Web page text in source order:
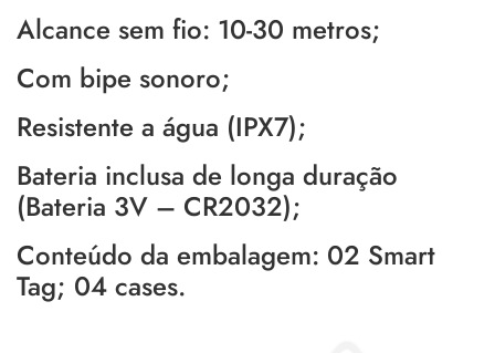
Alcance sem fio: 10-30 metros;
Com bipe sonoro;
Resistente a água (IPX7);
Bateria inclusa de longa duração
(Bateria 3V – CR2032);
Conteúdo da embalagem: 02 Smart
Tag; 04 cases.